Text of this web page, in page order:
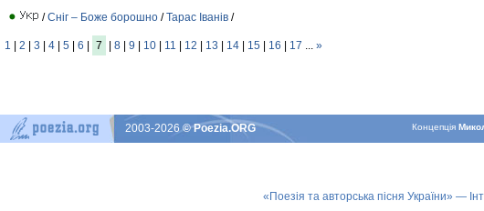
/Сніг – Боже борошно /Тарас Іванів /
1 | 2 | 3 | 4 | 5 | 6 | 7 | 8 | 9 | 10 | 11 | 12 | 13 | 14 | 15 | 16 | 17 »
Концепцiя
2003-2026© Poezia.ORG
«Поезія та авторська пісня України» —